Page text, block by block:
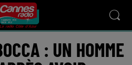
: UN HOMME